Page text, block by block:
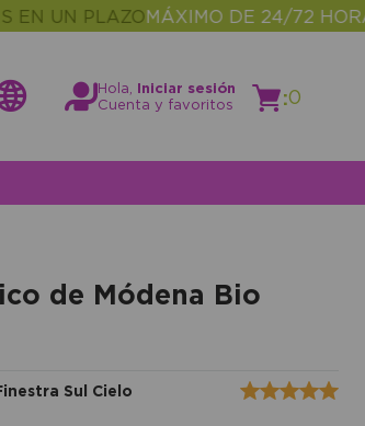
PLAZOMÁXIMO DE 24/72 HORAS
Hola,
Iniciar sesión
Cuenta y favoritos
:0
de Módena Bio
Sul Cielo